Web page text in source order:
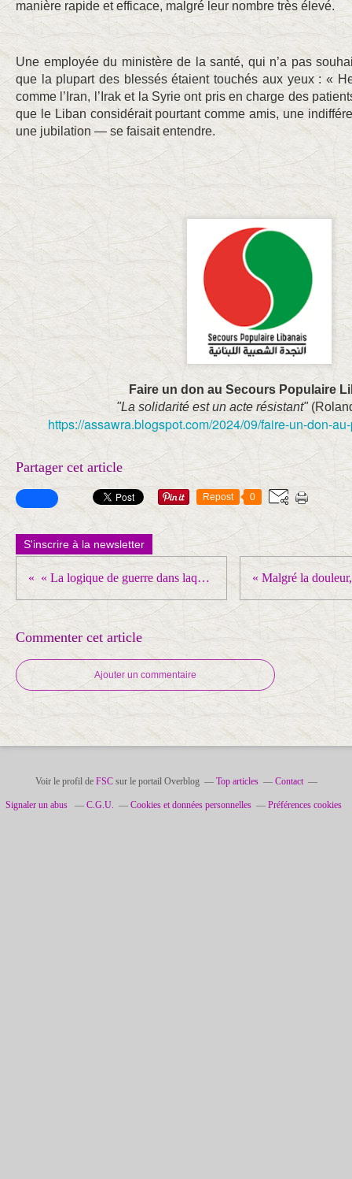
manière rapide et efficace, malgré leur nombre très élevé.
Une employée du ministère de la santé, qui n’a pas
que la plupart des blessés étaient touchés aux yeux : «
comme l’Iran, l’Irak et la Syrie ont pris en charge des
que le Liban considérait pourtant comme amis, une
une jubilation — se faisait entendre.
Faire un don au Secours Populaire
"La solidarité est un acte résistant"
https://assawra.blogspot.com/2024/09/faire-un-don-
Partager cet article
Repost 0
S'inscrire à la newsletter
« La logique de guerre dans laquelle s’enferme Israël est mortifère pour l’avenir de la région »
Commenter cet article
Ajouter un commentaire
Voir le profil de FSCsur le portail Overblog Top articles Contact
Signaler un abus C.G.U. Cookies et données personnelles Préférences cookies